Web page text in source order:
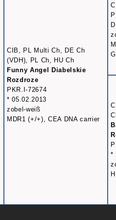
CIB, PL Multi Ch, DE Ch
(VDH), PL Ch, HU Ch
Funny Angel Diabelskie
Rozdroze
PKR.I-72674
* 05.02.2013
zobel-weiß
MDR1 (+/+), CEA DNA carrier
*